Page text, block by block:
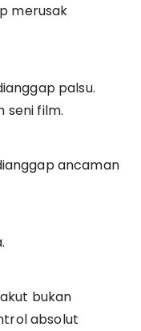
merusak
palsu.
seni film.
ancaman
bukan
absolut